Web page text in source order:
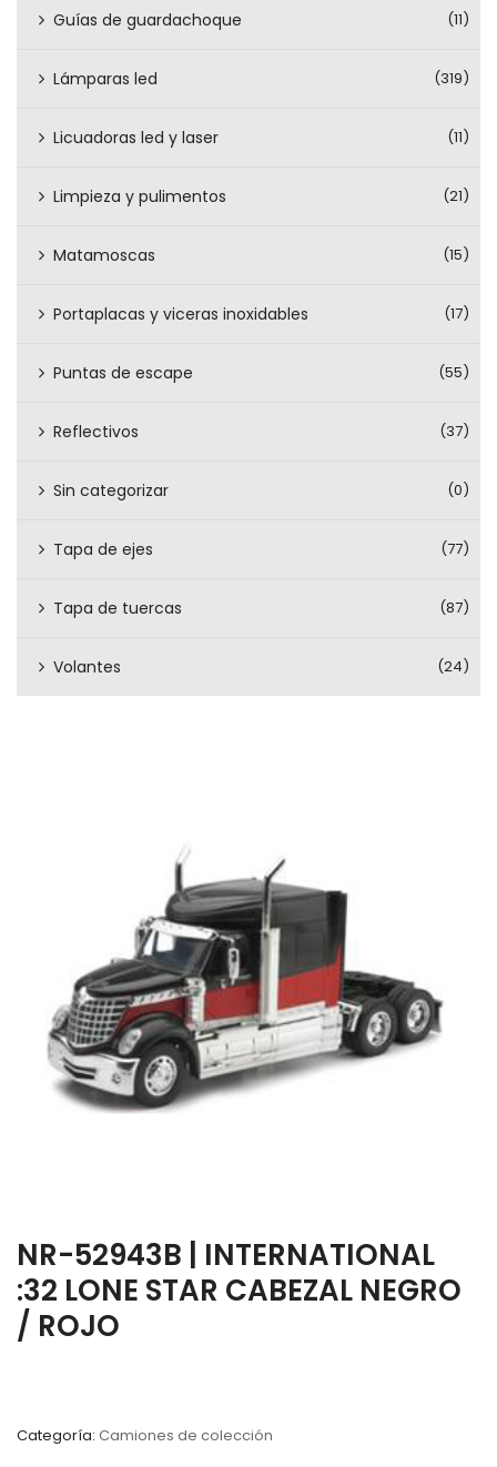
Guías de guardachoque (11)
Lámparas led (319)
Licuadoras led y laser (11)
Limpieza y pulimentos (21)
Matamoscas (15)
Portaplacas y viceras inoxidables (17)
Puntas de escape (55)
Reflectivos (37)
Sin categorizar (0)
Tapa de ejes (77)
Tapa de tuercas (87)
Volantes (24)
NR-52943B | INTERNATIONAL
:32 LONE STAR CABEZAL NEGRO
/ ROJO
Categoría: Camiones de colección